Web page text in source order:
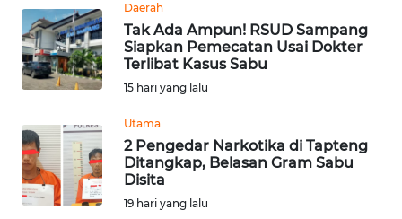
Daerah
Tak Ada Ampun! RSUD Sampang
Siapkan Pemecatan Usai Dokter
Terlibat Kasus Sabu
15 hari yang lalu
Utama
2 Pengedar Narkotika di Tapteng
Ditangkap, Belasan Gram Sabu
Disita
19 hari yang lalu
KARIR
DISCLAIMER
Wahana
News
Regional
WN